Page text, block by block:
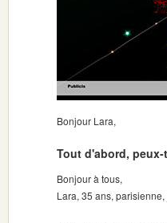
Bonjour Lara,
Tout d'abord,
Bonjour à tous,
Lara, 35 ans,